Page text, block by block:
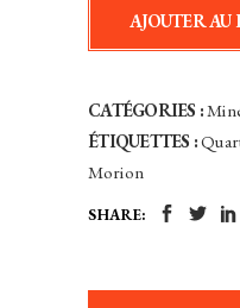
Gerais,
Brésil
quantity
AJOUTER AU
CATÉGORIES :
ÉTIQUETTES :
Morion
SHARE: